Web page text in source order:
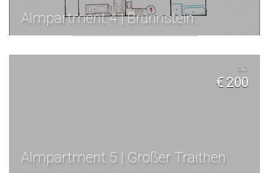
Almpartment 4 | Brünnstein
Almpartment 5 | Großer Traithen
ab
€ 200